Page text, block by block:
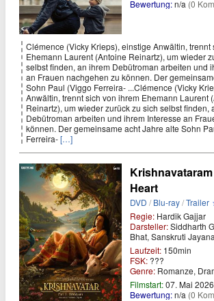
Bewertung:n/a (0
Clémence (Vicky Krieps), einstige Anwältin, trennt
Ehemann Laurent (Antoine Reinartz), um wieder
selbst finden, an ihrem Debütroman arbeiten und
an Frauen nachgehen zu können. Der
Sohn Paul (Viggo Ferreira- ...Clémence (Vicky
Anwältin, trennt sich von ihrem Ehemann Laurent
Reinartz), um wieder zurück zu sich selbst finden,
Debütroman arbeiten und ihrem Interesse an
können. Der gemeinsame acht Jahre alte Sohn
Ferreira-[…]
Heart
DVD /Blu-ray/Trailer
Regie: Hardik Gajjar
Darsteller:Siddharth
Bhat, Sanskruti Jayana
Laufzeit: 150min
FSK: ???
Genre: Romanze,
Filmstart:07. Mai 2026
Bewertung:n/a (0